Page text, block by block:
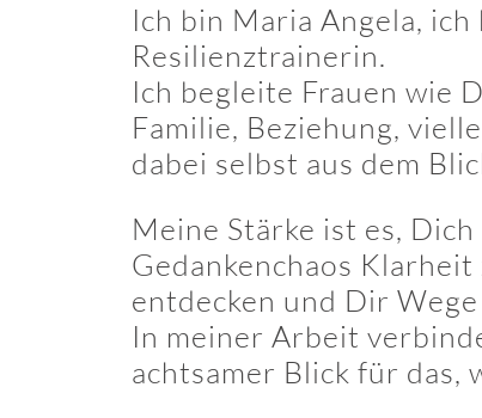
Ich bin Maria Angela,
Resilienztrainerin.
Ich begleite Frauen wie
Familie, Beziehung,
dabei selbst aus dem
Meine Stärke ist es,
Gedankenchaos
entdecken und Dir
In meiner Arbeit
achtsamer Blick für das,